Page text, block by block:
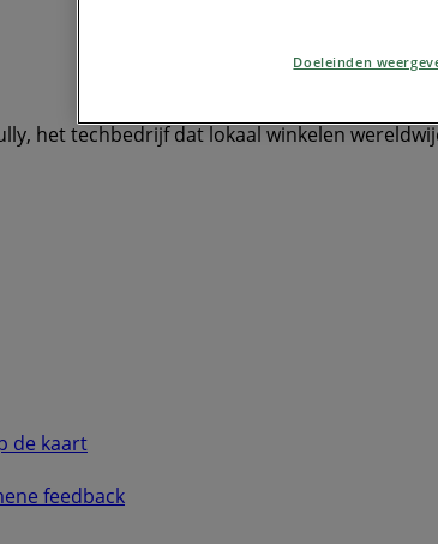
het techbedrijf dat lokaal winkelen
de kaart
feedback
Doeleinden